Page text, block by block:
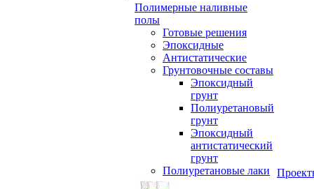
Полимерные наливные
полы
Готовые решения
Эпоксидные
Антистатические
Грунтовочные составы
Эпоксидный
грунт
Полиуретановый
грунт
Эпоксидный
антистатический
грунт
Полиуретановые лаки